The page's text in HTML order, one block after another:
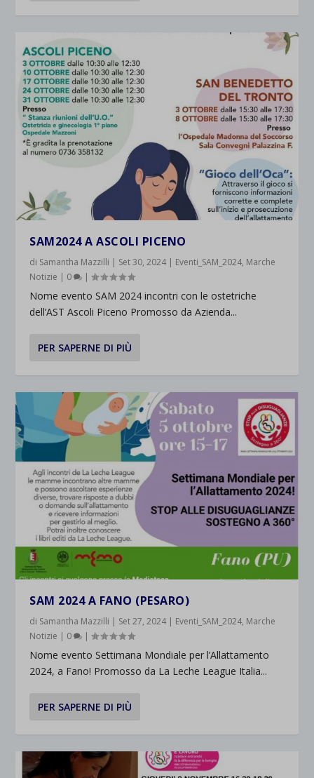
SAM2024 A ASCOLI PICENO
di Samantha Mazzilli Set 30, 2024 Eventi_SAM_2024, Marche
Notizie
0 |
Nome evento SAM 2024 incontri con le ostetriche
dell’AST Ascoli Piceno Promosso da Azienda...
PER SAPERNE DI PIÙ
SAM 2024 A FANO (PESARO)
di Samantha Mazzilli | Set 27, 2024 | Eventi_SAM_2024, Marche
Notizie | 0 |
Nome evento Settimana Mondiale per l’Allattamento
2024, a Fano! Promosso da La Leche League Italia...
PER SAPERNE DI PIÙ